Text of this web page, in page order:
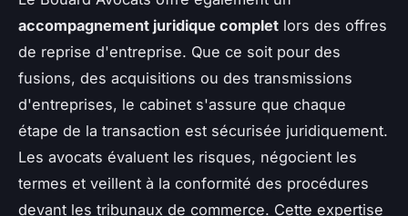
accompagnement juridique complet lors des offres
de reprise d'entreprise. Que ce soit pour des
fusions, des acquisitions ou des transmissions
d'entreprises, le cabinet s'assure que chaque
étape de la transaction est sécurisée juridiquement.
Les avocats évaluent les risques, négocient les
termes et veillent à la conformité des procédures
devant les tribunaux de commerce. Cette expertise